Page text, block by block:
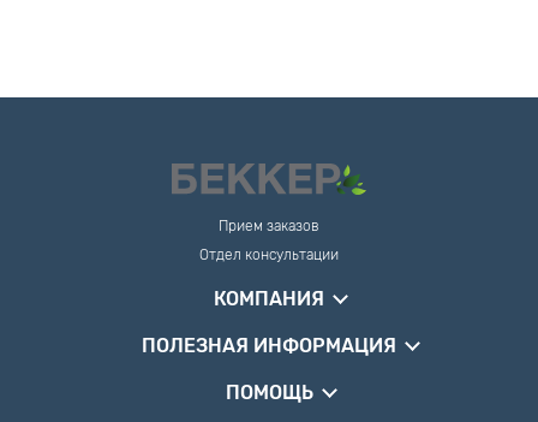
Прием заказов
Отдел консультации
КОМПАНИЯ
ПОЛЕЗНАЯ ИНФОРМАЦИЯ
ПОМОЩЬ